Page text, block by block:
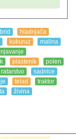
hladnjača
kukuruz
malina
plastenik
polen
ratarstvo
sadnice
telad
traktor
živina